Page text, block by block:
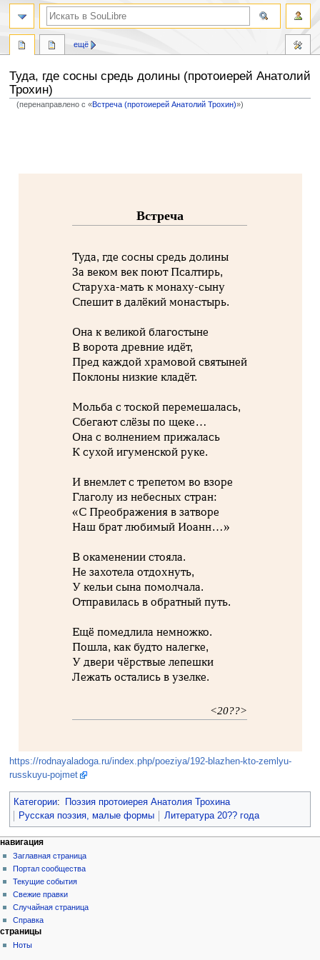
Туда, где сосны средь долины (протоиерей Анатолий
Трохин)
(перенаправлено с «Встреча (протоиерей Анатолий Трохин)»)
Встреча
Туда, где сосны средь долины
За веком век поют Псалтирь,
Старуха-мать к монаху-сыну
Спешит в далёкий монастырь.
Она к великой благостыне
В ворота древние идёт,
Пред каждой храмовой святыней
Поклоны низкие кладёт.
Мольба с тоской перемешалась,
Сбегают слёзы по щеке…
Она с волнением прижалась
К сухой игуменской руке.
И внемлет с трепетом во взоре
Глаголу из небесных стран:
«С Преображения в затворе
Наш брат любимый Иоанн…»
В окаменении стояла.
Не захотела отдохнуть,
У кельи сына помолчала.
Отправилась в обратный путь.
Ещё помедлила немножко.
Пошла, как будто налегке,
У двери чёрствые лепешки
Лежать остались в узелке.
<20??>
https://rodnayaladoga.ru/index.php/poeziya/192-blazhen-kto-zemlyu-
russkuyu-pojmet
Категории:
Поэзия протоиерея Анатолия Трохина
Русская поэзия, малые формы
Литература 20?? года
ещё
навигация
Заглавная страница
Портал сообщества
Текущие события
Свежие правки
Случайная страница
Справка
страницы
Ноты